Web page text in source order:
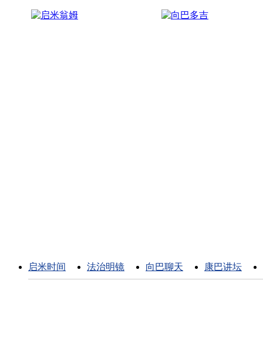
启米时间 法治明镜 向巴聊天 康巴讲坛